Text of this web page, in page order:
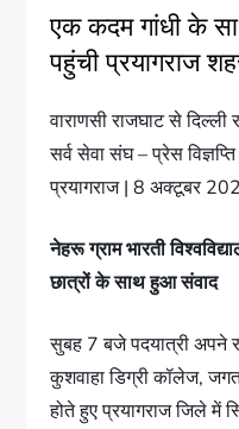
एक कदम गांधी के
पहुंची प्रयागराज
वाराणसी राजघाट से
सर्व सेवा संघ – प्रेस विज्ञप्ति
प्रयागराज | 8 अक्टूबर
नेहरू ग्राम भारती
छात्रों के साथ हुआ संवाद
सुबह 7 बजे पदयात्री अपने
कुशवाहा डिग्री कॉलेज,
होते हुए प्रयागराज जिले में